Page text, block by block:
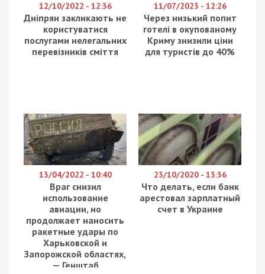
12/10/2022 - 12:36
Дніпрян закликають не
користуватися
послугами нелегальних
перевізників сміття
11/07/2023 - 12:26
Через низький попит
готелі в окупованому
Криму знизили ціни
для туристів до 40%
13/04/2022 - 10:40
Враг снизил
использование
авиации, но
продолжает наносить
ракетные удары по
Харьковской и
Запорожской областях,
— Генштаб
23/10/2020 - 13:36
Что делать, если банк
арестовал зарплатный
счет в Украине